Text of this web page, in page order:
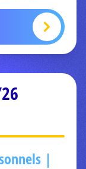
|